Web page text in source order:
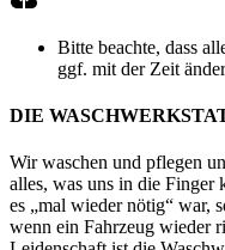
Bitte beachte, dass
ggf. mit der Zeit
DIE
Wir waschen und pflegen
alles, was uns in die Finger
es „mal wieder nötig“ war,
wenn ein Fahrzeug wieder